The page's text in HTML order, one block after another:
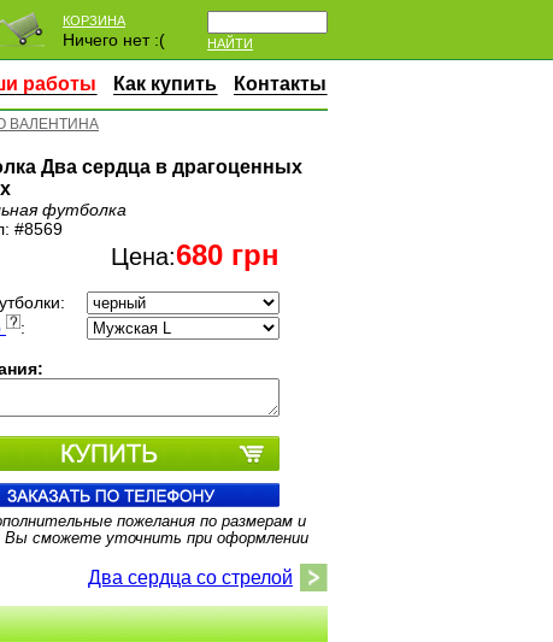
НАЙТИ
КОРЗИНА
Ничего нет :(
работы Как купить Контакты
ВАЛЕНТИНА
Два сердца в драгоценных
футболка
#8569
Цена:680 грн
:
пожелания по размерам и
Вы сможете уточнить при оформлении
Два сердца со стрелой